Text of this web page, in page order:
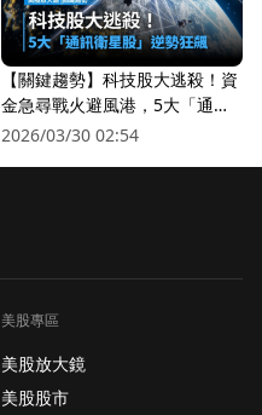
【關鍵趨勢】科技股大逃殺！資
金急尋戰火避風港，5大「通訊
衛星股」逆勢狂飆
2026/03/30 02:54
美股專區
美股放大鏡
美股股市